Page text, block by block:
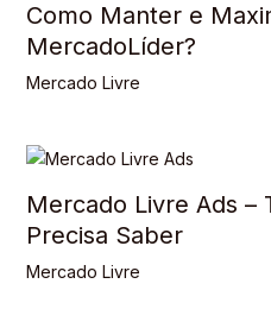
Como Manter e
MercadoLíder?
Mercado Livre
Mercado Livre Ads –
Precisa Saber
Mercado Livre